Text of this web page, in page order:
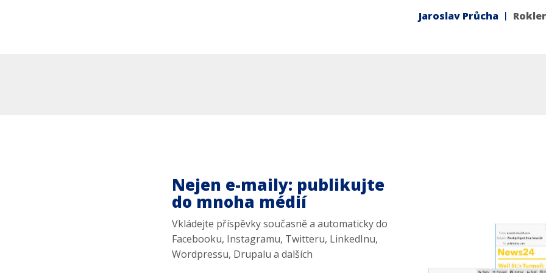
Jaroslav Průcha ︱
Nejen e-maily: publikujte
do mnoha médií
Vkládejte příspěvky současně a automaticky do
Facebooku, Instagramu, Twitteru, LinkedInu,
Wordpressu, Drupalu a dalších